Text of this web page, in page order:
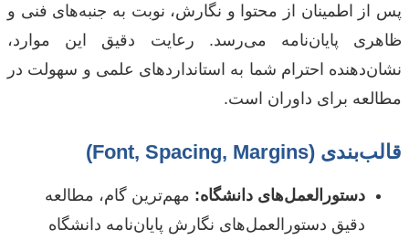
پس از اطمینان از محتوا و نگارش، نوبت به جنبه‌های فنی و
ظاهری پایان‌نامه می‌رسد. رعایت دقیق این موارد،
نشان‌دهنده احترام شما به استانداردهای علمی و سهولت در
مطالعه برای داوران است.
قالب‌بندی (Font, Spacing, Margins)
دستورالعمل‌های دانشگاه: مهم‌ترین گام، مطالعه
دقیق دستورالعمل‌های نگارش پایان‌نامه دانشگاه